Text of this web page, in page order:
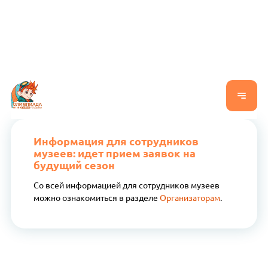
Информация для сотрудников
музеев: идет прием заявок на
будущий сезон
Со всей информацией для сотрудников музеев
можно ознакомиться в разделе Организаторам.